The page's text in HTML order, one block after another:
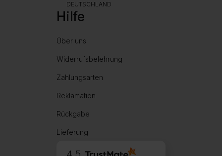
DEUTSCHLAND
Hilfe
Über uns
Widerrufsbelehrung
Zahlungsarten
Reklamation
Rückgabe
Lieferung